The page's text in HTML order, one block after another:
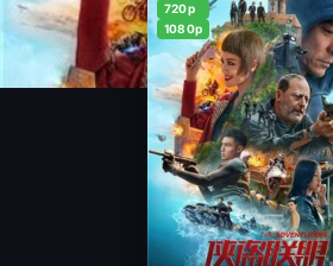
720p
1080p